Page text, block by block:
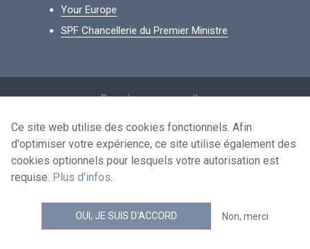
Your Europe
SPF Chancellerie du Premier Ministre
Données personnelles
Conditions de réutilisation
Contactez-nous
news.belgium flux RSS
© 2026 - news.belgium.be
Ce site web utilise des cookies fonctionnels. Afin
d'optimiser votre expérience, ce site utilise également des
cookies optionnels pour lesquels votre autorisation est
requise. Plus d'infos.
OUI, JE SUIS D'ACCORD Non, merci